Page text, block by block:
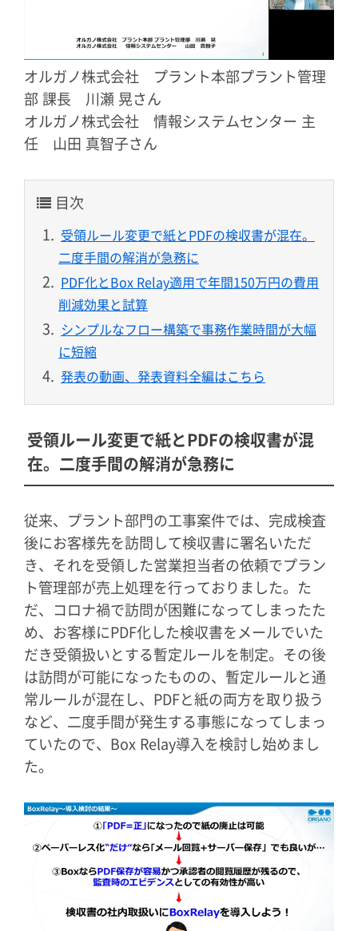
オルガノ株式会社 プラント本部プラント管理
部 課長 川瀬 晃さん
オルガノ株式会社 情報システムセンター 主
任 山田 真智子さん
目次
受領ルール変更で紙とPDFの検収書が混在。
二度手間の解消が急務に
PDF化とBox Relay適用で年間150万円の費用
削減効果と試算
シンプルなフロー構築で事務作業時間が大幅
に短縮
発表の動画、発表資料全編はこちら
受領ルール変更で紙とPDFの検収書が混
在。二度手間の解消が急務に
従来、プラント部門の工事案件では、完成検査
後にお客様先を訪問して検収書に署名いただ
き、それを受領した営業担当者の依頼でプラン
ト管理部が売上処理を行っておりました。た
だ、コロナ禍で訪問が困難になってしまったた
め、お客様にPDF化した検収書をメールでいた
だき受領扱いとする暫定ルールを制定。その後
は訪問が可能になったものの、暫定ルールと通
常ルールが混在し、PDFと紙の両方を取り扱う
など、二度手間が発生する事態になってしまっ
ていたので、Box Relay導入を検討し始めまし
た。